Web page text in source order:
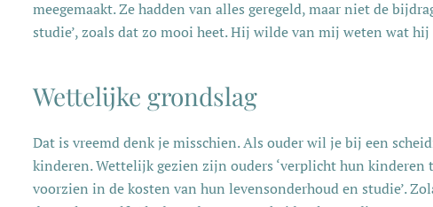
meegemaakt. Ze hadden van alles geregeld, maar niet de
studie’, zoals dat zo mooi heet. Hij wilde van mij weten wat
Wettelijke grondslag
Dat is vreemd denk je misschien. Als ouder wil je bij een
kinderen. Wettelijk gezien zijn ouders ‘verplicht hun
voorzien in de kosten van hun levensonderhoud en studie’.